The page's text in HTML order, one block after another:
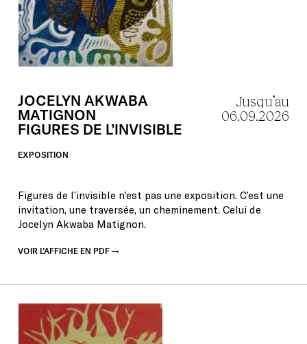
EXPOSITION
JOCELYN AKWABA
MATIGNON
FIGURES DE L’INVISIBLE
Jusqu’au
06.09.2026
Figures de l’invisible n’est pas une exposition. C’est une
invitation, une traversée, un cheminement. Celui de
Jocelyn Akwaba Matignon.
VOIR L’AFFICHE EN PDF